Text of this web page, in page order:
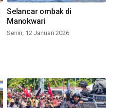
Selancar ombak di
Manokwari
Senin, 12 Januari 2026